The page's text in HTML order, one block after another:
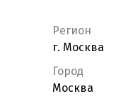
Регион
г. Москва
Город
Москва